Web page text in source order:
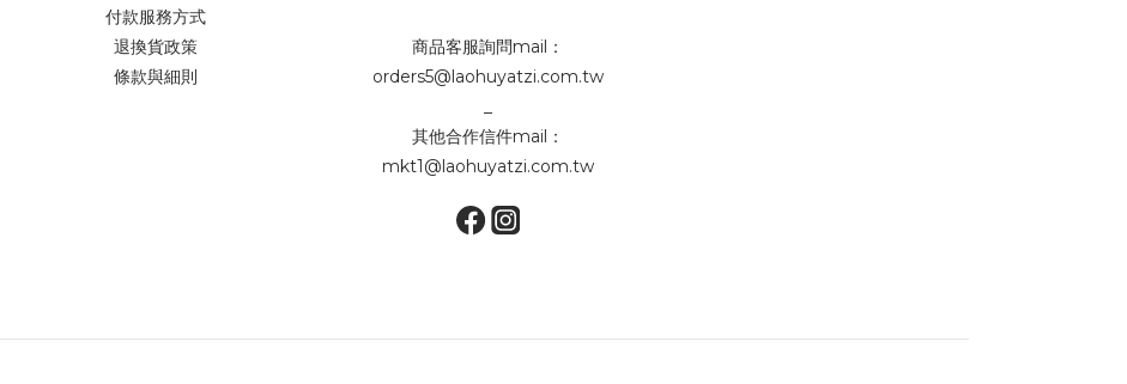
付款服務方式
退換貨政策
條款與細則
商品客服詢問mail：
orders5@laohuyatzi.com.tw
其他合作信件mail：
mkt1@laohuyatzi.com.tw